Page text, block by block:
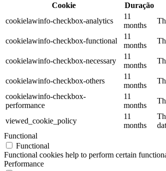
Cookie
Duração
cookielawinfo-checkbox-analytics
11
months
cookielawinfo-checkbox-functional
11
months
cookielawinfo-checkbox-necessary
11
months
cookielawinfo-checkbox-others
11
months
cookielawinfo-checkbox-
performance
11
months
viewed_cookie_policy
11
months
Functional
Functional
Functional cookies help to perform certain
Performance